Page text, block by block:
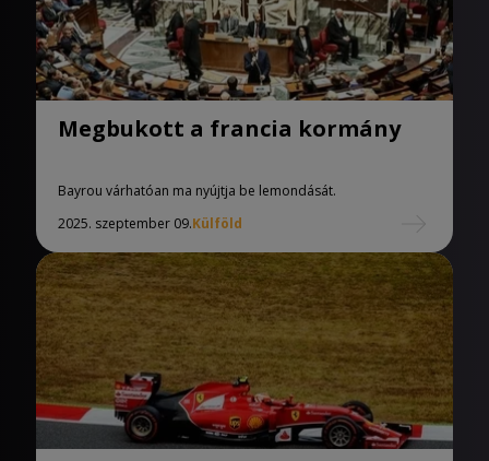
Megbukott a francia kormány
Bayrou várhatóan ma nyújtja be lemondását.
2025. szeptember 09.Külföld